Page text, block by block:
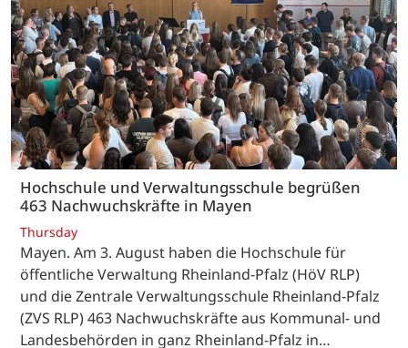
Hochschule und Verwaltungsschule begrüßen
463 Nachwuchskräfte in Mayen
Thursday
Mayen. Am 3. August haben die Hochschule für
öffentliche Verwaltung Rheinland-Pfalz (HöV RLP)
und die Zentrale Verwaltungsschule Rheinland-Pfalz
(ZVS RLP) 463 Nachwuchskräfte aus Kommunal- und
Landesbehörden in ganz Rheinland-Pfalz in…